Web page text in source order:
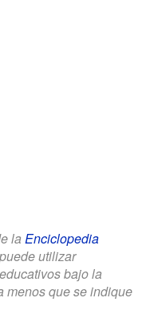
la Enciclopedia
utilizar
bajo la
menos que se indique